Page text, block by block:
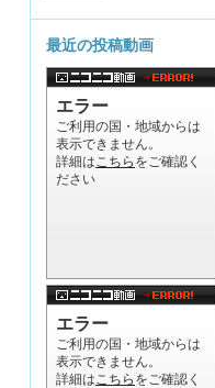
最近の投稿動画